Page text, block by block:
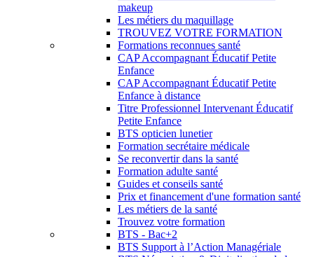
makeup
Les métiers du maquillage
TROUVEZ VOTRE FORMATION
Formations reconnues santé
CAP Accompagnant Éducatif Petite
Enfance
CAP Accompagnant Éducatif Petite
Enfance à distance
Titre Professionnel Intervenant Éducatif
Petite Enfance
BTS opticien lunetier
Formation secrétaire médicale
Se reconvertir dans la santé
Formation adulte santé
Guides et conseils santé
Prix et financement d'une formation santé
Les métiers de la santé
Trouvez votre formation
BTS - Bac+2
BTS Support à l’Action Managériale